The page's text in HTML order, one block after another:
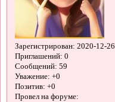
Зарегистрирован: 2020-12-26
Приглашений: 0
Сообщений: 59
Уважение: +0
Позитив: +0
Провел на форуме: